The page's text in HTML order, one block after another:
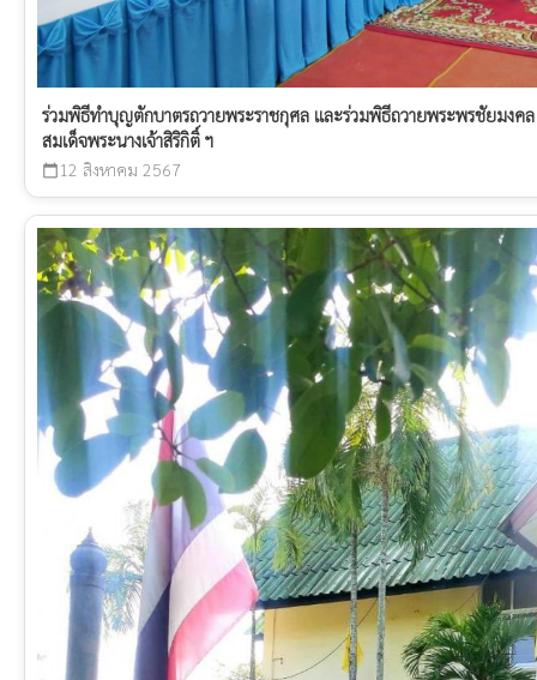
ร่วมพิธีทำบุญตักบาตรถวายพระราชกุศล และร่วมพิธีถวายพระพรชัยมงคล
สมเด็จพระนางเจ้าสิริกิติ์ ฯ
calendar_today 12 สิงหาคม 2567